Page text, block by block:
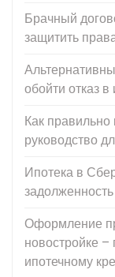
Брачный
защитить
обойти отказ в
Как правильно
руководство
Ипотека в
Оформление
новостройке
ипотечному